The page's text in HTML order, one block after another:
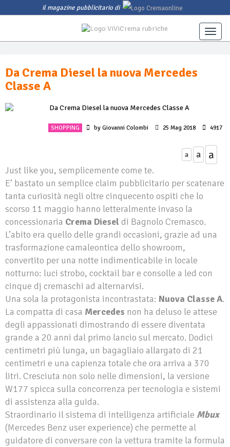
il magazine pubblicitario di
Toggle
Da Crema Diesel la nuova Mercedes
Classe A
SHOPPING by Giovanni Colombi 25 Mag 2018 4917
a a a
Just like you, semplicemente come te.
E’ bastato un semplice claim pubblicitario per scatenare
tanta curiosità negli oltre cinquecento ospiti che lo
scorso 11 maggio hanno letteralmente invaso la
concessionaria Crema Diesel di Bagnolo Cremasco.
L’abito era quello delle grandi occasioni, grazie ad una
trasformazione camaleontica dello showroom,
convertito per una notte indimenticabile in locale
notturno: luci strobo, cocktail bar e consolle a led con
cinque dj cremaschi ad alternarvisi.
Una sola la protagonista incontrastata: Nuova Classe A.
La compatta di casa Mercedes non ha deluso le attese
degli appassionati dimostrando di essere diventata
grande a 20 anni dal primo lancio sul mercato. Dodici
centimetri più lunga, un bagagliaio allargato di 21
centimetri e una capienza totale che ora arriva a 370
litri. Cresciuta non solo nelle dimensioni, la versione
W177 spicca sulla concorrenza per tecnologia e sistemi
di assistenza alla guida.
Straordinario il sistema di intelligenza artificiale Mbux
(Mercedes Benz user experience) che permette al
guidatore di conversare con la vettura tramite la formula